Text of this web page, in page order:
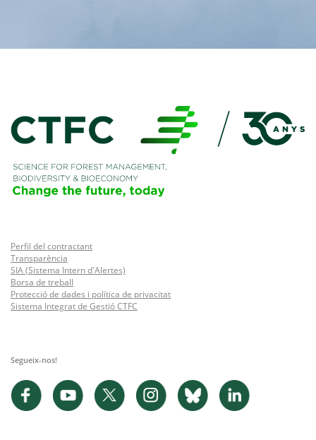
Perfil del contractant
Transparència
SIA (Sistema Intern d'Alertes)
Borsa de treball
Protecció de dades i política de privacitat
Sistema Integrat de Gestió CTFC
Segueix-nos!